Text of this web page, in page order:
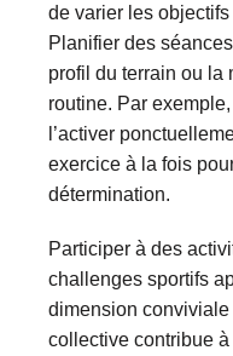
de varier les
Planifier des
profil du terrain ou la
routine. Par
l’activer
exercice à la fois
détermination.
Participer à des
challenges sportifs
dimension conviviale
collective contribue à